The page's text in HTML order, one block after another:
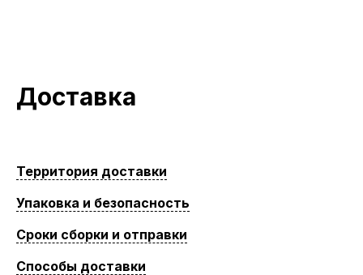
Доставка
Территория доставки
Упаковка и безопасность
Сроки сборки и отправки
Способы доставки